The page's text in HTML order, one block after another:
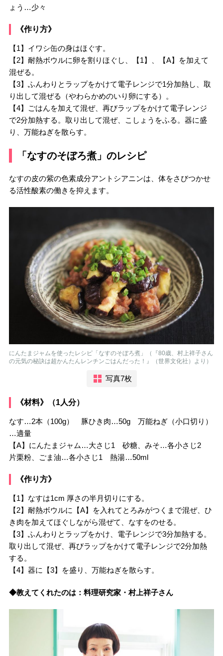
ょう…少々
《作り方》
【1】イワシ缶の身はほぐす。
【2】耐熱ボウルに卵を割りほぐし、【1】、【A】を加えて
混ぜる。
【3】ふんわりとラップをかけて電子レンジで1分加熱し、取
り出して混ぜる（やわらかめのいり卵にする）。
【4】ごはんを加えて混ぜ、再びラップをかけて電子レンジ
で2分加熱する。取り出して混ぜ、こしょうをふる。器に盛
り、万能ねぎを散らす。
「なすのそぼろ煮」のレシピ
なすの皮の紫の色素成分アントシアニンは、体をさびつかせ
る活性酸素の働きを抑えます。
にんたまジャムを使ったレシピ「なすのそぼろ煮」（『80歳、村上祥子さん
の元気の秘訣は超かんたんレンチンごはんだった！』（世界文化社）より）
写真7枚
《材料》（1人分）
なす…2本（100g） 豚ひき肉…50g 万能ねぎ（小口切り）
…適量
【A】にんたまジャム…大さじ1 砂糖、みそ…各小さじ2
片栗粉、ごま油…各小さじ1 熱湯…50ml
《作り方》
【1】なすは1cm 厚さの半月切りにする。
【2】耐熱ボウルに【A】を入れてとろみがつくまで混ぜ、ひ
き肉を加えてほぐしながら混ぜて、なすをのせる。
【3】ふんわりとラップをかけ、電子レンジで3分加熱する。
取り出して混ぜ、再びラップをかけて電子レンジで2分加熱
する。
【4】器に【3】を盛り、万能ねぎを散らす。
◆教えてくれたのは：料理研究家・村上祥子さん